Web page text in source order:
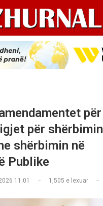
për
për shërbimin
shërbimin në
Publike
11:01 1,505 e lexuar